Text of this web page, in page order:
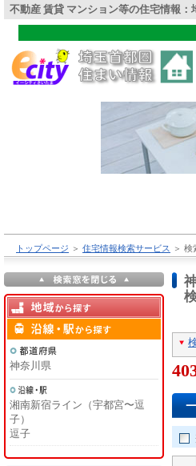
不動産 賃貸 マンション等の住宅情報：
トップページ ＞ 住宅情報検索サービス ＞ 検
神奈川県
湘南新宿ライン（宇都宮〜逗
子）
逗子